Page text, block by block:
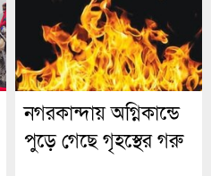
নগরকান্দায় অগ্নিকান্ডে
পুড়ে গেছে ‌গৃহস্থের গরু